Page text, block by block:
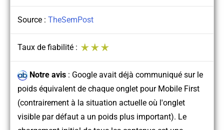
Source : TheSemPost
Taux de fiabilité :
Notre avis: Google avait déjà communiqué sur le
poids équivalent de chaque onglet pour Mobile First
(contrairement à la situation actuelle où l'onglet
visible par défaut a un poids plus important). Le